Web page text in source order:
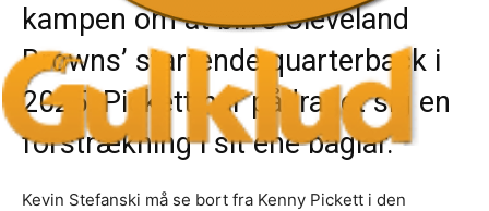
kampen om at blive Cleveland
Browns’ startende quarterback i
2025. Pickett har pådraget sig en
forstrækning i sit ene baglår.
Kevin Stefanski må se bort fra Kenny Pickett i den